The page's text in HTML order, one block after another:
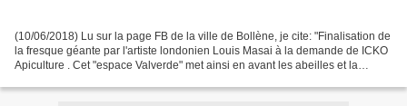
(10/06/2018) Lu sur la page FB de la ville de Bollène, je cite: "Finalisation de
la fresque géante par l'artiste londonien Louis Masai à la demande de ICKO
Apiculture . Cet "espace Valverde" met ainsi en avant les abeilles et la